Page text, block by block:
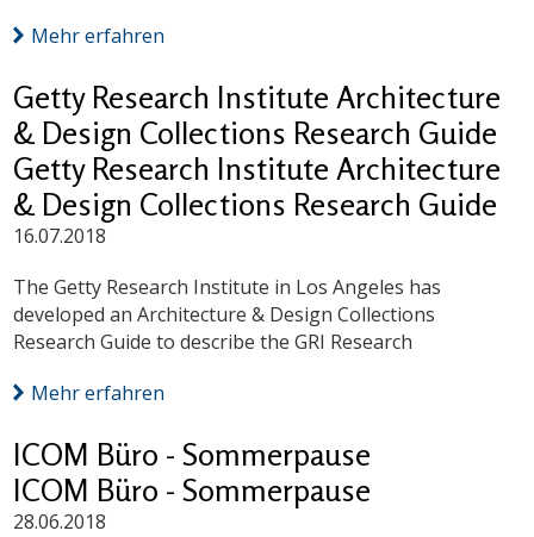
Mehr erfahren
Getty Research Institute Architecture
& Design Collections Research Guide
Getty Research Institute Architecture
& Design Collections Research Guide
16.07.2018
The Getty Research Institute in Los Angeles has
developed an Architecture & Design Collections
Research Guide to describe the GRI Research
Mehr erfahren
ICOM Büro - Sommerpause
ICOM Büro - Sommerpause
28.06.2018